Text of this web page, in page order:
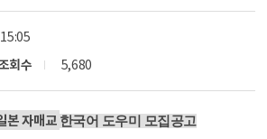
회수 5,680
본 자매교 한국어 도우미 모집공고